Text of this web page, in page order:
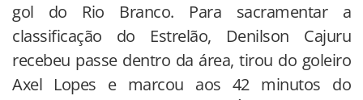
gol do Rio Branco. Para sacramentar a
classificação do Estrelão, Denilson Cajuru
recebeu passe dentro da área, tirou do goleiro
Axel Lopes e marcou aos 42 minutos do